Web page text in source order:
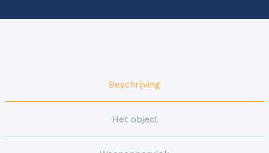
Beschrijving
Het object